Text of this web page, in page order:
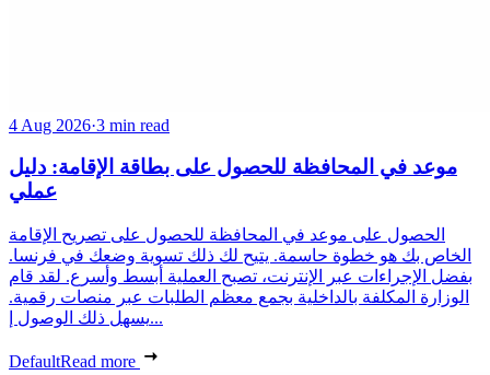
4 Aug 2026·3 min read
موعد في المحافظة للحصول على بطاقة الإقامة: دليل
عملي
الحصول على موعد في المحافظة للحصول على تصريح الإقامة
الخاص بك هو خطوة حاسمة. يتيح لك ذلك تسوية وضعك في فرنسا.
بفضل الإجراءات عبر الإنترنت، تصبح العملية أبسط وأسرع. لقد قام
الوزارة المكلفة بالداخلية بجمع معظم الطلبات عبر منصات رقمية.
يسهل ذلك الوصول إ...
DefaultRead more